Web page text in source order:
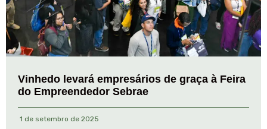
Vinhedo levará empresários de graça à Feira
do Empreendedor Sebrae
1 de setembro de 2025